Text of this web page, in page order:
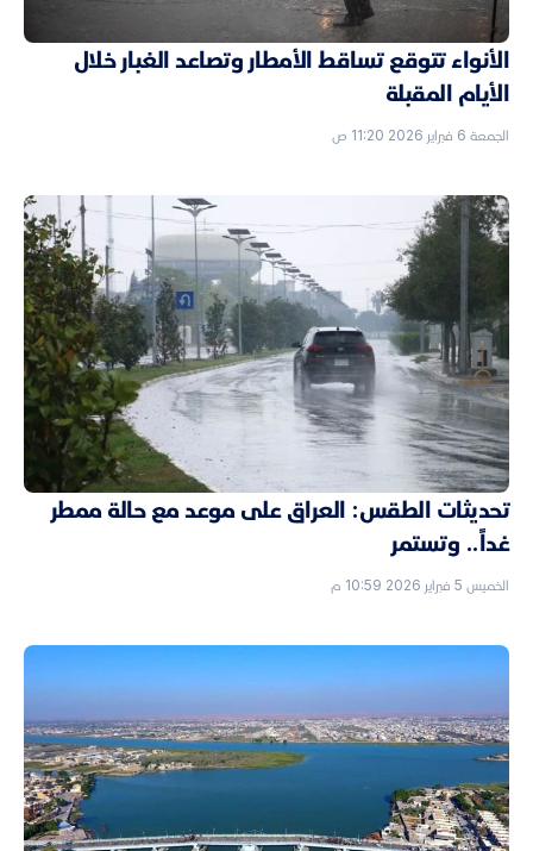
الأنواء تتوقع تساقط الأمطار وتصاعد الغبار خلال
الأيام المقبلة
الجمعة 6 فبراير 2026 11:20 ص
تحديثات الطقس: العراق على موعد مع حالة ممطر
غداً.. وتستمر
الخميس 5 فبراير 2026 10:59 م